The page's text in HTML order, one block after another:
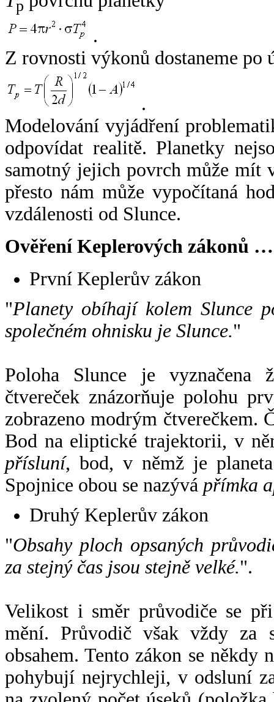
p
.
Z rovnosti výkonů dostaneme po
.
Modelování vyjádření
odpovídat realitě. Planetky
samotný jejich povrch může mít
přesto nám může vypočítaná
vzdálenosti od Slunce.
Ověření Keplerových zákonů …
První Keplerův zákon
"Planety obíhají kolem Slunce
společném ohnisku je Slunce."
Poloha Slunce je vyznačena
čtvereček znázorňuje polohu
zobrazeno modrým čtverečkem.
Bod na eliptické trajektorii, v
přísluní, bod, v němž je
Spojnice obou se nazývá přímka
Druhý Keplerův zákon
"Obsahy ploch opsaných
za stejný čas jsou stejně velké.".
Velikost i směr průvodiče se
mění. Průvodič však vždy za
obsahem. Tento zákon se někdy
pohybují nejrychleji, v odsluní